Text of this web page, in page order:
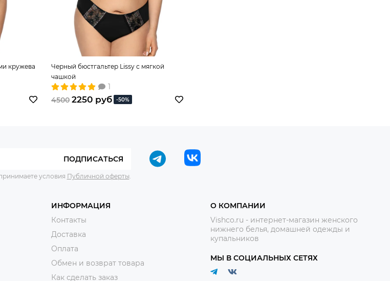
кружева
Черный бюстгальтер Lissy с мягкой
чашкой
1
4500 2250 руб -50%
ПОДПИСАТЬСЯ
условия Публичной оферты.
ИНФОРМАЦИЯ
Контакты
Доставка
Оплата
Обмен и возврат товара
Как сделать заказ
О КОМПАНИИ
Vishco.ru - интернет-магазин женского
нижнего белья, домашней одежды и
купальников
МЫ В СОЦИАЛЬНЫХ СЕТЯХ